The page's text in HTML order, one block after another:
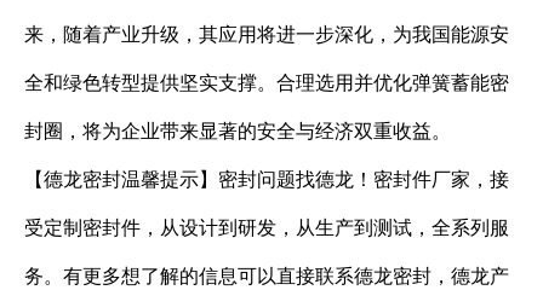
来，随着产业升级，其应用将进一步深化，为我国能源安
全和绿色转型提供坚实支撑。合理选用并优化弹簧蓄能密
封圈，将为企业带来显著的安全与经济双重收益。
【德龙密封温馨提示】密封问题找德龙！密封件厂家，接
受定制密封件，从设计到研发，从生产到测试，全系列服
务。有更多想了解的信息可以直接联系德龙密封，德龙产